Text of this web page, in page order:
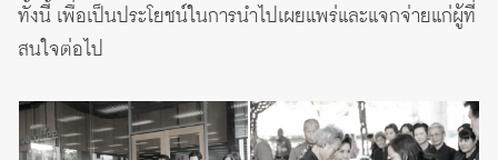
ทั้งนี้ เพื่อเป็นประโยชน์ในการนำไปเผยแพร่และแจกจ่ายแก่ผู้ที่
สนใจต่อไป